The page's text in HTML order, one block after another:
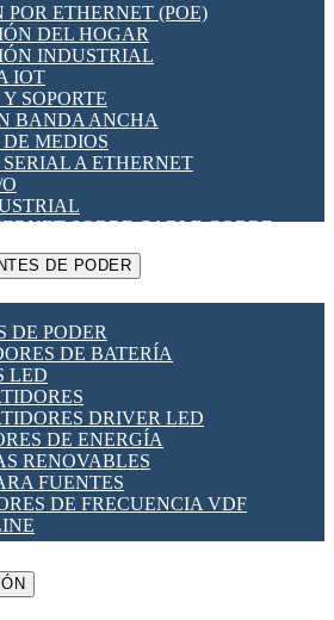
FRECUENCIA [VDF]
- INTERRUPTORES
VARIAS
REED
SÓLIDO SSR
DE POTENCIA
DE CABLE
ETHERNET (POE)
DEL HOGAR
INDUSTRIAL
IOT
SOPORTE
BANDA ANCHA
MEDIOS
A ETHERNET
SOBRE CABLE COBRE
IOT
WIFI
CELULAR
REDES
DE PODER
DE PODER
DE BATERÍA
LED
DRIVER LED
DE ENERGÍA
RENOVABLES
FUENTES
DE FRECUENCIA VDF